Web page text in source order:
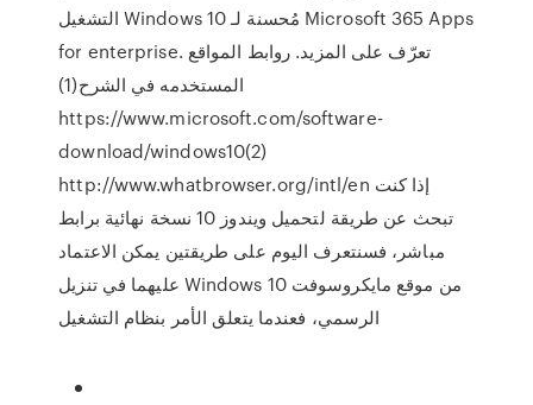
التشغيل Windows 10 مُحسنة لـ Microsoft 365 Apps
for enterprise. تعرّف على المزيد. روابط المواقع
المستخدمه في الشرح(1)
https://www.microsoft.com/software-
download/windows10(2)
http://www.whatbrowser.org/intl/en إذا كنت
تبحث عن طريقة لتحميل ويندوز 10 نسخة نهائية برابط
مباشر، فسنتعرف اليوم على طريقتين يمكن الاعتماد
عليهما في تنزيل Windows 10 من موقع مايكروسوفت
الرسمي، فعندما يتعلق الأمر بنظام التشغيل